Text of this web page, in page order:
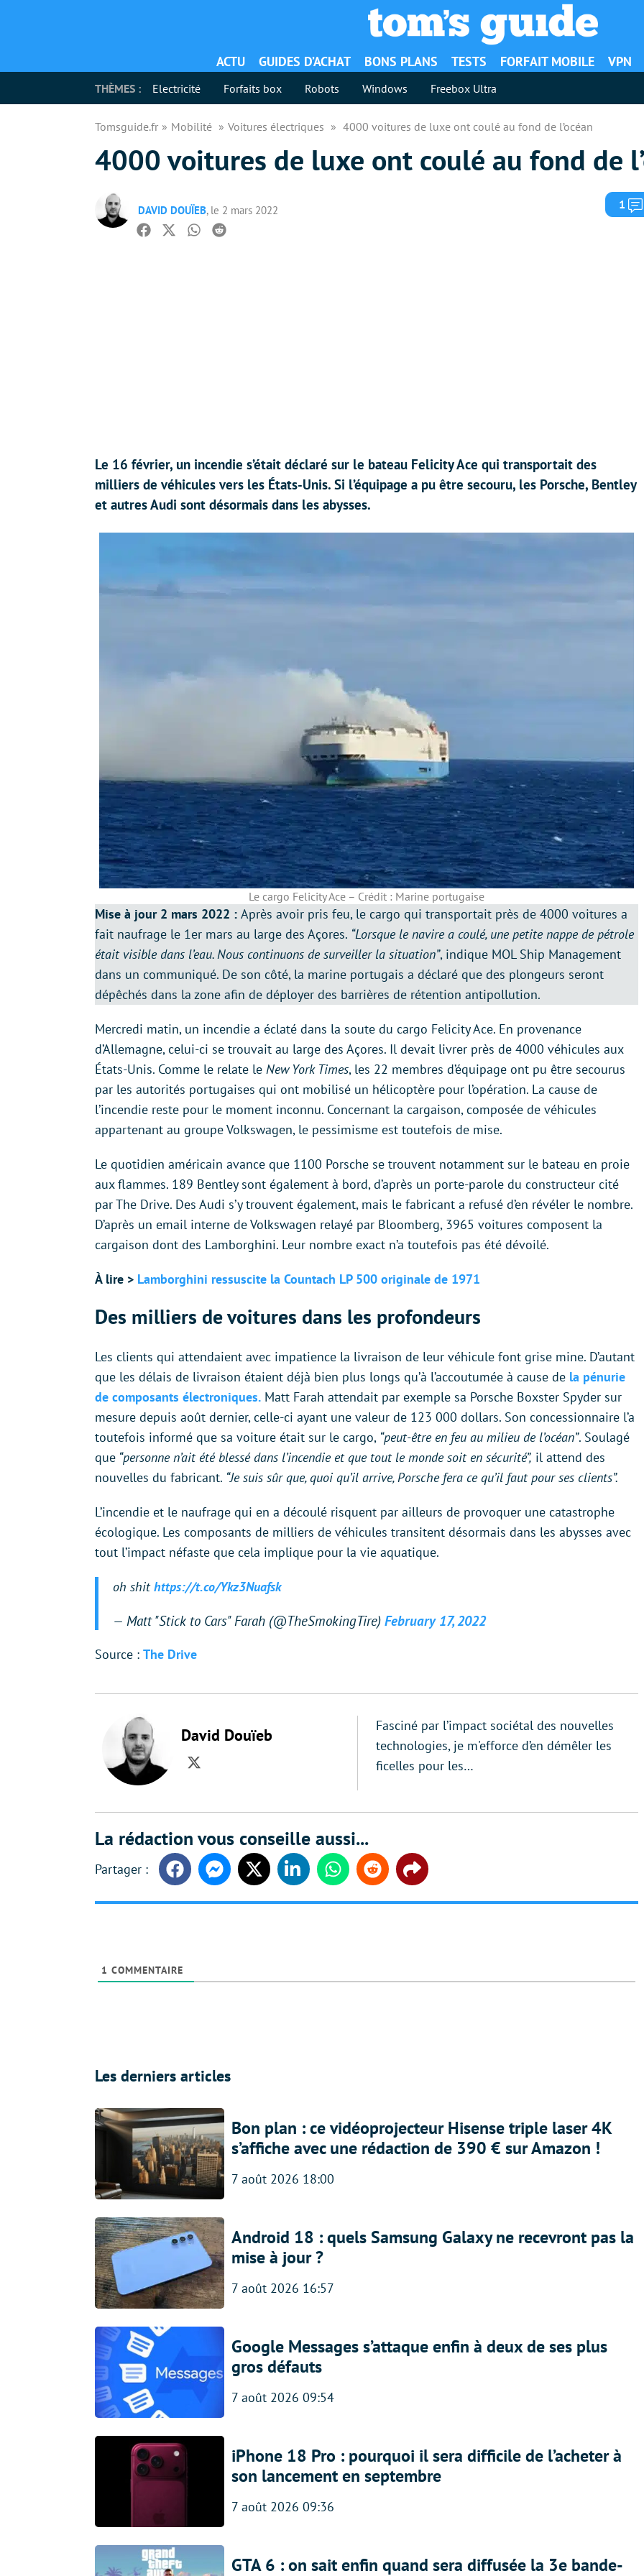
ACTU GUIDES D’ACHAT BONS PLANS TESTS FORFAIT MOBILE VPN
THÈMES : Electricité Forfaits box Robots Windows Freebox Ultra
Tomsguide.fr Mobilité Voitures électriques 4000 voitures de luxe ont coulé au fond de l’océan
4000 voitures de luxe ont coulé au fond de
DAVID DOUÏEB, le 2 mars 2022 1
Facebook
TwitterWhatsapp
Reddit
Le 16 février, un incendie s’était déclaré sur le bateau Felicity Ace qui transportait des
milliers de véhicules vers les États-Unis. Si l’équipage a pu être secouru, les Porsche, Bentley
et autres Audi sont désormais dans les abysses.
Le cargo Felicity Ace – Crédit : Marine portugaise
Mise à jour 2 mars 2022 : Après avoir pris feu, le cargo qui transportait près de 4000 voitures a
fait naufrage le 1er mars au large des Açores. “Lorsque le navire a coulé, une petite nappe de pétrole
était visible dans l’eau. Nous continuons de surveiller la situation”, indique MOL Ship Management
dans un communiqué. De son côté, la marine portugais a déclaré que des plongeurs seront
dépêchés dans la zone afin de déployer des barrières de rétention antipollution.
Mercredi matin, un incendie a éclaté dans la soute du cargo Felicity Ace. En provenance
d’Allemagne, celui-ci se trouvait au large des Açores. Il devait livrer près de 4000 véhicules aux
États-Unis. Comme le relate le New York Times, les 22 membres d’équipage ont pu être secourus
par les autorités portugaises qui ont mobilisé un hélicoptère pour l’opération. La cause de
l’incendie reste pour le moment inconnu. Concernant la cargaison, composée de véhicules
appartenant au groupe Volkswagen, le pessimisme est toutefois de mise.
Le quotidien américain avance que 1100 Porsche se trouvent notamment sur le bateau en proie
aux flammes. 189 Bentley sont également à bord, d’après un porte-parole du constructeur cité
par The Drive. Des Audi s’y trouvent également, mais le fabricant a refusé d’en révéler le nombre.
D’après un email interne de Volkswagen relayé par Bloomberg, 3965 voitures composent la
cargaison dont des Lamborghini. Leur nombre exact n’a toutefois pas été dévoilé.
À lire > Lamborghini ressuscite la Countach LP 500 originale de 1971
Des milliers de voitures dans les profondeurs
Les clients qui attendaient avec impatience la livraison de leur véhicule font grise mine. D’autant
que les délais de livraison étaient déjà bien plus longs qu’à l’accoutumée à cause de la pénurie
de composants électroniques. Matt Farah attendait par exemple sa Porsche Boxster Spyder sur
mesure depuis août dernier, celle-ci ayant une valeur de 123 000 dollars. Son concessionnaire l’a
toutefois informé que sa voiture était sur le cargo, “peut-être en feu au milieu de l’océan”. Soulagé
que “personne n’ait été blessé dans l’incendie et que tout le monde soit en sécurité”, il attend des
nouvelles du fabricant. “Je suis sûr que, quoi qu’il arrive, Porsche fera ce qu’il faut pour ses clients”.
L’incendie et le naufrage qui en a découlé risquent par ailleurs de provoquer une catastrophe
écologique. Les composants de milliers de véhicules transitent désormais dans les abysses avec
tout l’impact néfaste que cela implique pour la vie aquatique.
oh shithttps://t.co/Ykz3Nuafsk
— Matt "Stick to Cars" Farah (@TheSmokingTire) February 17, 2022
Source : The Drive
David Douïeb
Twitter
Fasciné par l’impact sociétal des nouvelles
technologies, je m'efforce d’en démêler les
ficelles pour les…
La rédaction vous conseille aussi...
FacebookMessengerTwitter LinkedinWhatsappReddit Share
1 COMMENTAIRE
Les derniers articles
Bon plan : ce vidéoprojecteur Hisense triple laser 4K
s’affiche avec une rédaction de 390 € sur Amazon !
7 août 2026 18:00
Android 18 : quels Samsung Galaxy ne recevront pas la
mise à jour ?
7 août 2026 16:57
Google Messages s’attaque enfin à deux de ses plus
gros défauts
7 août 2026 09:54
iPhone 18 Pro : pourquoi il sera difficile de l’acheter à
son lancement en septembre
7 août 2026 09:36
GTA 6 : on sait enfin quand sera diffusée la 3e bande-